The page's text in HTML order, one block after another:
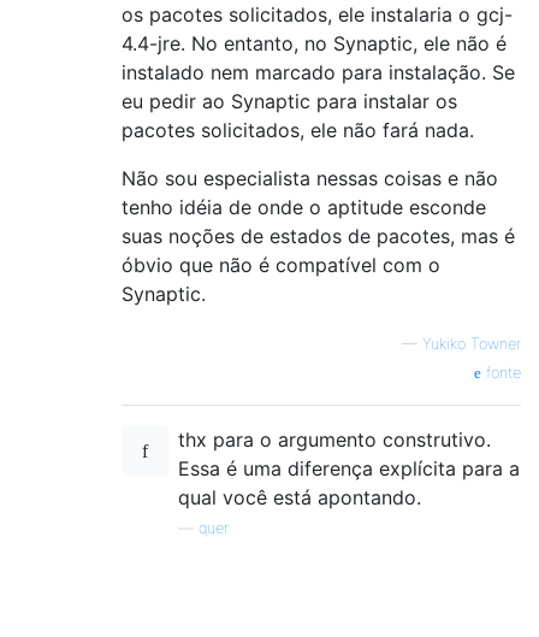
os pacotes solicitados, ele instalaria o gcj-
4.4-jre. No entanto, no Synaptic, ele não é
instalado nem marcado para instalação. Se
eu pedir ao Synaptic para instalar os
pacotes solicitados, ele não fará nada.
Não sou especialista nessas coisas e não
tenho idéia de onde o aptitude esconde
suas noções de estados de pacotes, mas é
óbvio que não é compatível com o
Synaptic.
— Yukiko Towner
fonte
thx para o argumento construtivo.
Essa é uma diferença explícita para a
qual você está apontando.
quer